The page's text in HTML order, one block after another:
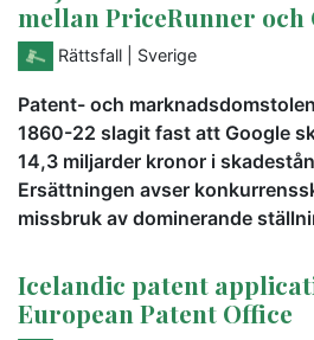
mellan PriceRunner och
Rättsfall | Sverige
Patent- och
1860-22 slagit fast att Google
14,3 miljarder kronor i
Ersättningen avser
missbruk av dominerande
Icelandic patent
European Patent Office